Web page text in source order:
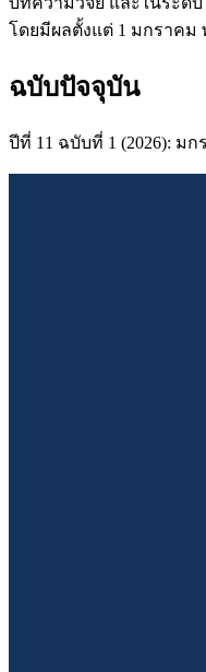
โดยมีผลตั้งแต่ 1 มกราคม
ฉบับปัจจุบัน
ปีที่ 11 ฉบับที่ 1 (2026): ม